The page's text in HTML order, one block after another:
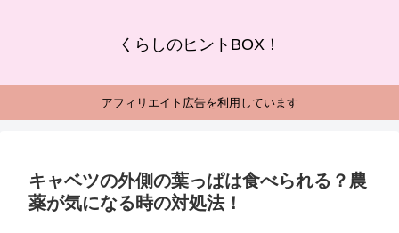
くらしのヒントBOX！
アフィリエイト広告を利用しています
キャベツの外側の葉っぱは食べられる？農
薬が気になる時の対処法！